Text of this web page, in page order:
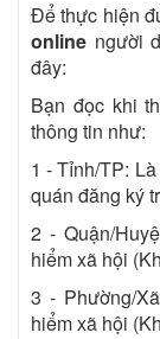
Để thực hiện
online người
đây:
Bạn đọc khi
thông tin như:
1 - Tỉnh/TP:
quán đăng ký
2 - Quận/
hiểm xã hội
3 - Phường/
hiểm xã hội